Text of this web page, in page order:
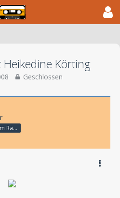
Heikedine Körting
Geschlossen
hört Hörspiele beim Rasenmähen